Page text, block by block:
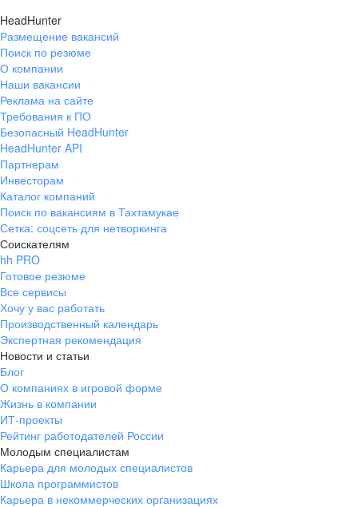
HeadHunter
Размещение вакансий
Поиск по резюме
О компании
Наши вакансии
Реклама на сайте
Требования к ПО
Безопасный HeadHunter
HeadHunter API
Партнерам
Инвесторам
Каталог компаний
Поиск по вакансиям в Тахтамукае
Сетка: соцсеть для нетворкинга
Соискателям
hh PRO
Готовое резюме
Все сервисы
Хочу у вас работать
Производственный календарь
Экспертная рекомендация
Новости и статьи
Блог
О компаниях в игровой форме
Жизнь в компании
ИТ-проекты
Рейтинг работодателей России
Молодым специалистам
Карьера для молодых специалистов
Школа программистов
Карьера в некоммерческих организациях